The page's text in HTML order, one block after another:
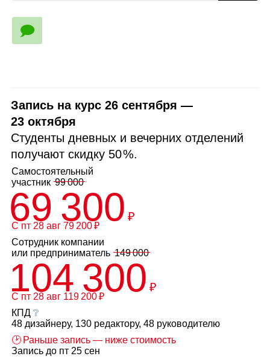
Запись на курс 26 сентября —
23 октября
Студенты дневных и вечерних отделений
получают скидку 50 %.
Самостоятельный
участник99 000
69 300 ₽
С пт 28 авг 79 200 ₽
Сотрудник компании
или предприниматель149 000
104 300 ₽
С пт 28 авг 119 200 ₽
КПД❔
48 дизайнеру, 130 редактору, 48 руководителю
🕑 Раньше запись — ниже стоимость
Запись до пт 25 сен
🗩